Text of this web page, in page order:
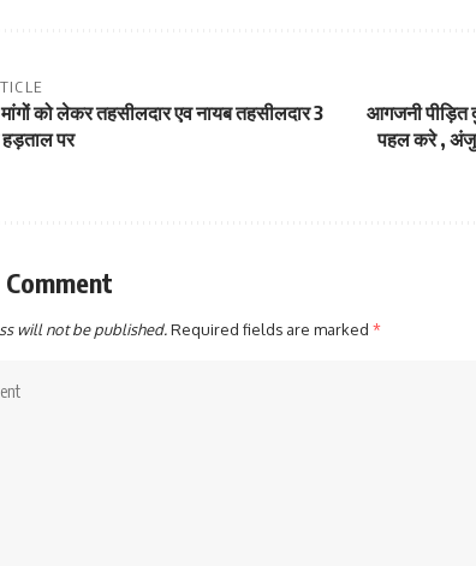
को लेकर तहसीलदार एव नायब तहसीलदार 3
पर
आगजनी पीड़ित
पहल करे ,
Comment
will not be published.Required fields are marked *